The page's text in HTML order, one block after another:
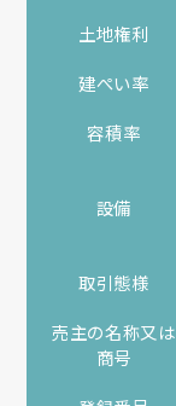
土地権利
建ぺい率
容積率
設備
取引態様
売主の名称又は
商号